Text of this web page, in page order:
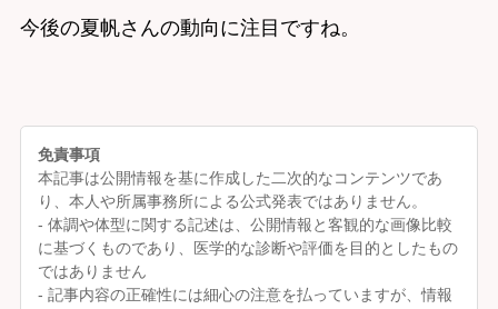
今後の夏帆さんの動向に注目ですね。
免責事項
本記事は公開情報を基に作成した二次的なコンテンツであ
り、本人や所属事務所による公式発表ではありません。
- 体調や体型に関する記述は、公開情報と客観的な画像比較
に基づくものであり、医学的な診断や評価を目的としたもの
ではありません
- 記事内容の正確性には細心の注意を払っていますが、情報